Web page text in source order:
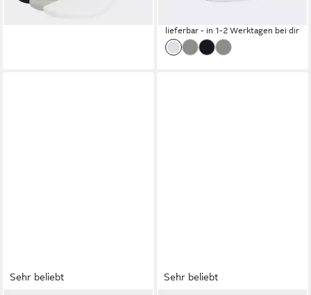
lieferbar - in 1-2 Werktagen bei dir
Sehr beliebt Sehr beliebt